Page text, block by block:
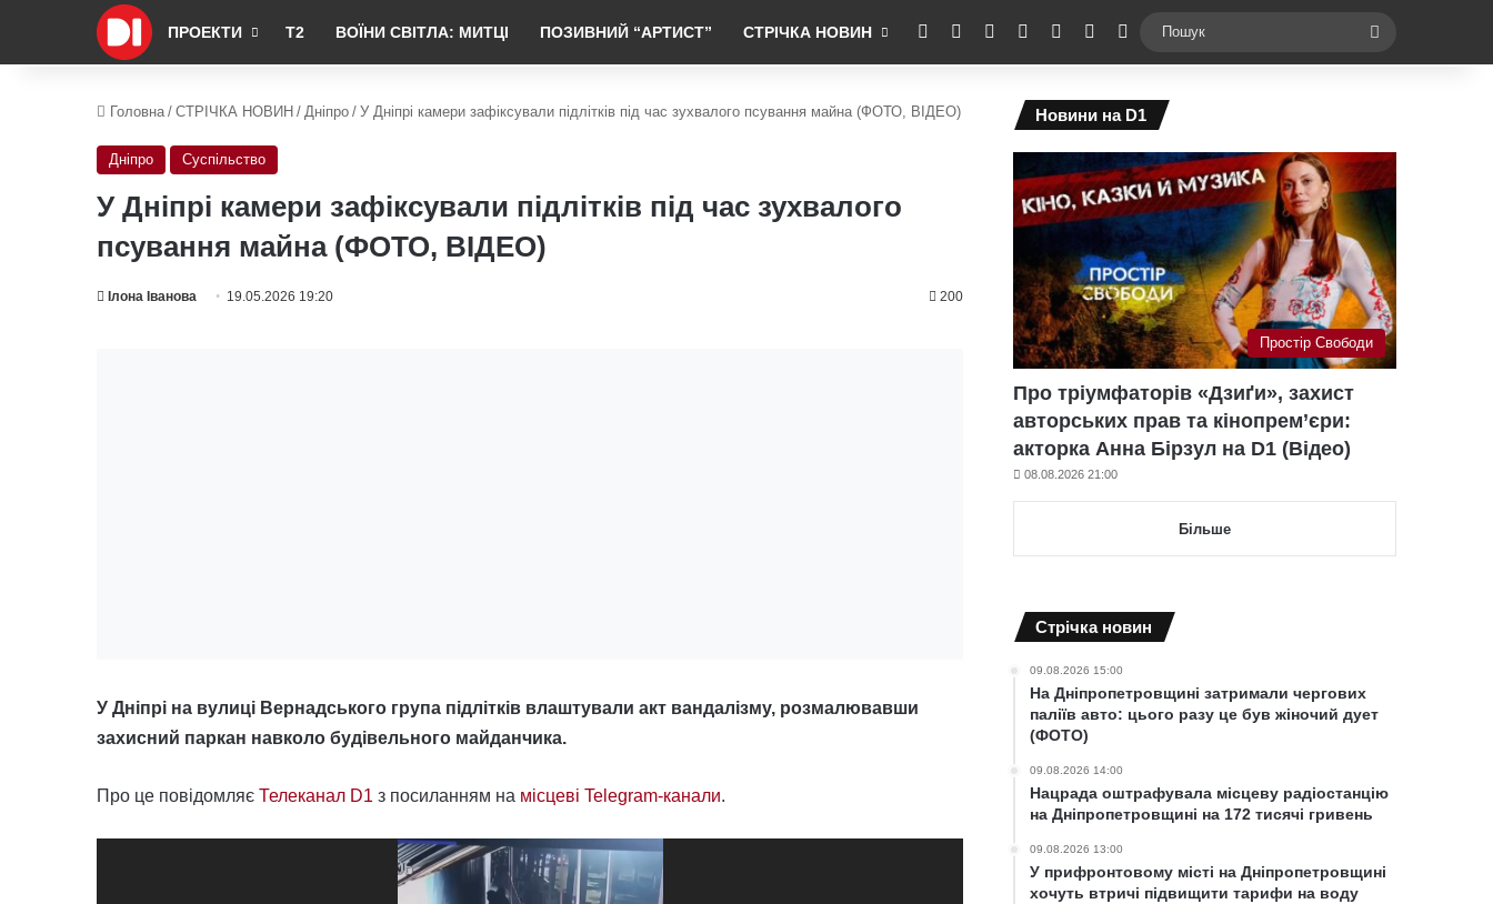
ПРОЕКТИ Т2 ВОЇНИ СВІТЛА: МИТЦІ ПОЗИВНИЙ “АРТИСТ” СТРІЧКА НОВИН RSS Facebook YouTubeInstagramTelegramSwitch skin
Головна / СТРІЧКА НОВИН / Дніпро / У Дніпрі камери зафіксували підлітків під час зухвалого псування майна (ФОТО, ВІДЕО)
Дніпро Суспільство
У Дніпрі камери зафіксували підлітків під час зухвалого
псування майна (ФОТО, ВІДЕО)
Ілона Іванова 19.05.2026 19:20 200
У Дніпрі на вулиці Вернадського група підлітків влаштували акт вандалізму, розмалювавши
захисний паркан навколо будівельного майданчика.
Про це повідомляє Телеканал D1 з посиланням на місцеві Telegram-канали.
Новини на D1
Простір Свободи
Про тріумфаторів «Дзиґи», захист
авторських прав та кінопрем’єри:
акторка Анна Бірзул на D1 (Відео)
08.08.2026 21:00
Більше
Cтрічка новин
09.08.2026 15:00
На Дніпропетровщині затримали чергових
паліїв авто: цього разу це був жіночий дует
(ФОТО)
09.08.2026 14:00
Нацрада оштрафувала місцеву радіостанцію
на Дніпропетровщині на 172 тисячі гривень
09.08.2026 13:00
У прифронтовому місті на Дніпропетровщині
хочуть втричі підвищити тарифи на воду